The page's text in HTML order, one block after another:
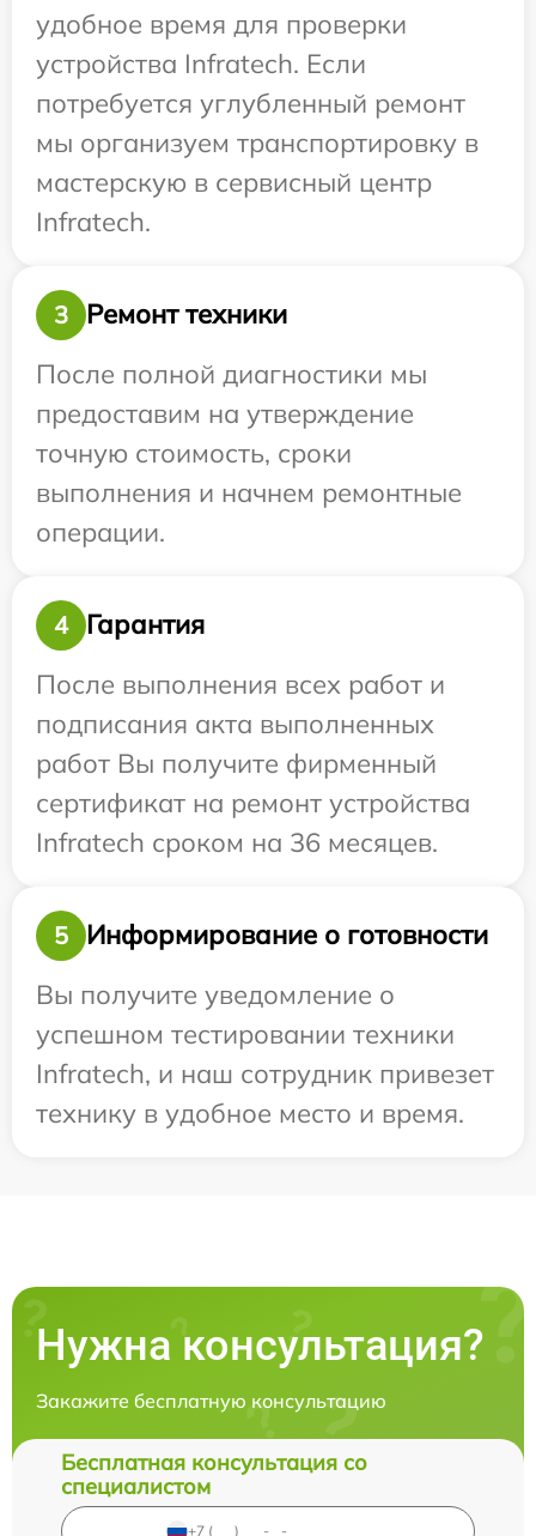
удобное время для проверки
устройства Infratech. Если
потребуется углубленный ремонт
мы организуем транспортировку в
мастерскую в сервисный центр
Infratech.
3
Ремонт техники
После полной диагностики мы
предоставим на утверждение
точную стоимость, сроки
выполнения и начнем ремонтные
операции.
4
Гарантия
После выполнения всех работ и
подписания акта выполненных
работ Вы получите фирменный
сертификат на ремонт устройства
Infratech сроком на 36 месяцев.
5
Информирование о готовности
Вы получите уведомление о
успешном тестировании техники
Infratech, и наш сотрудник привезет
технику в удобное место и время.
Нужна консультация?
Закажите бесплатную консультацию
Бесплатная консультация со
специалистом